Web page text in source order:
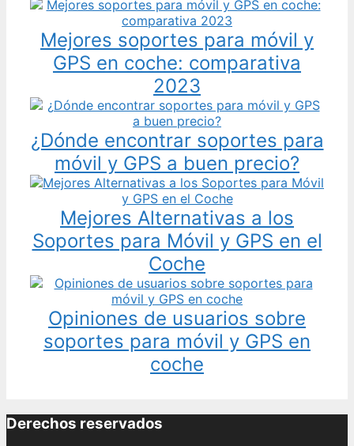
Mejores soportes para móvil y
GPS en coche: comparativa
2023
¿Dónde encontrar soportes para
móvil y GPS a buen precio?
Mejores Alternativas a los
Soportes para Móvil y GPS en el
Coche
Opiniones de usuarios sobre
soportes para móvil y GPS en
coche
Derechos reservados